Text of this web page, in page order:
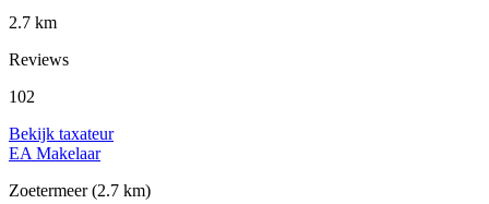
2.7 km
Reviews
102
Bekijk taxateur
EA Makelaar
Zoetermeer(2.7 km)